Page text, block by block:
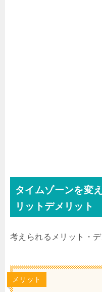
タイムゾーンを変
リットデメリット
考えられるメリット・
メリット